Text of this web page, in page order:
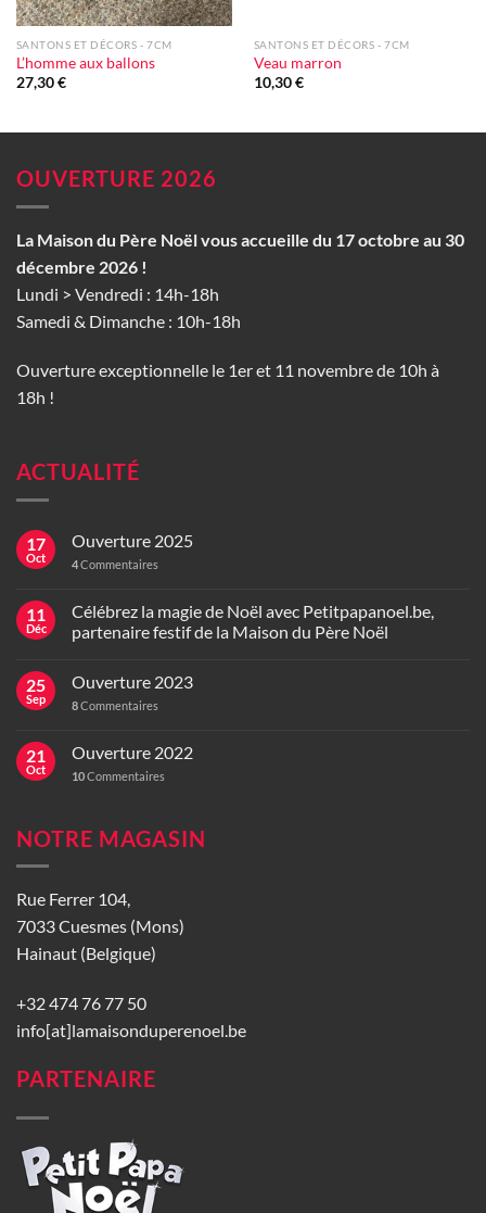
SANTONS ET DÉCORS - 7CM
L’homme aux ballons
27,30€
SANTONS ET DÉCORS - 7CM
Veau marron
10,30€
OUVERTURE 2026
La Maison du Père Noël vous accueille du 17 octobre au 30
décembre 2026 !
Lundi > Vendredi : 14h-18h
Samedi & Dimanche : 10h-18h
Ouverture exceptionnelle le 1er et 11 novembre de 10h à
18h !
ACTUALITÉ
17
Oct
Ouverture 2025
4Commentaires
11
Déc
Célébrez la magie de Noël avec Petitpapanoel.be,
partenaire festif de la Maison du Père Noël
25
Sep
Ouverture 2023
8Commentaires
21
Oct
Ouverture 2022
10Commentaires
NOTRE MAGASIN
Rue Ferrer 104,
7033 Cuesmes (Mons)
Hainaut (Belgique)
+32 474 76 77 50
info[at]lamaisonduperenoel.be
PARTENAIRE